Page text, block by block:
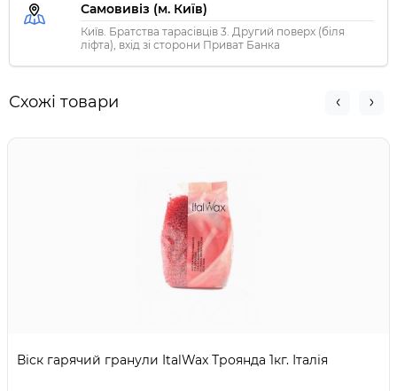
Самовивіз (м. Київ)
Київ. Братства тарасівців 3. Другий поверх (біля
ліфта), вхід зі сторони Приват Банка
Схожі товари
Віск гарячий гранули ItalWax Троянда 1кг. Італія